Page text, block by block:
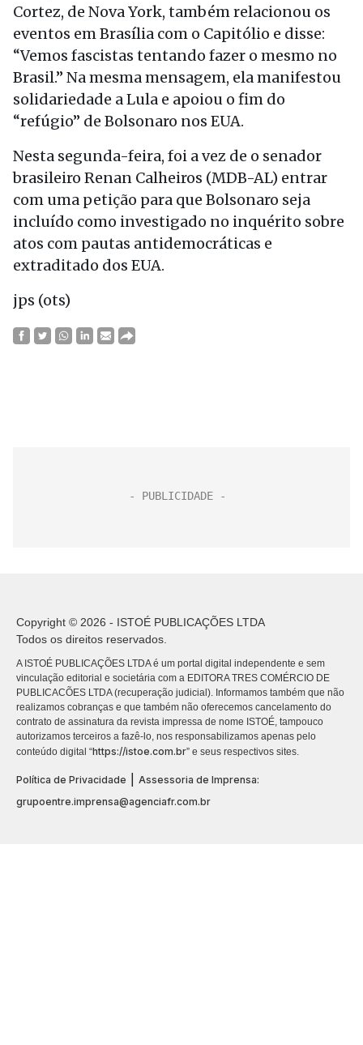
Cortez, de Nova York, também relacionou os
eventos em Brasília com o Capitólio e disse:
“Vemos fascistas tentando fazer o mesmo no
Brasil.” Na mesma mensagem, ela manifestou
solidariedade a Lula e apoiou o fim do
“refúgio” de Bolsonaro nos EUA.
Nesta segunda-feira, foi a vez de o senador
brasileiro Renan Calheiros (MDB-AL) entrar
com uma petição para que Bolsonaro seja
incluído como investigado no inquérito sobre
atos com pautas antidemocráticas e
extraditado dos EUA.
jps (ots)
Copyright © 2026 - ISTOÉ PUBLICAÇÕES LTDA
Todos os direitos reservados.
A ISTOÉ PUBLICAÇÕES LTDA é um portal digital independente e sem
vinculação editorial e societária com a EDITORA TRES COMÉRCIO DE
PUBLICACÕES LTDA (recuperação judicial). Informamos também que não
realizamos cobranças e que também não oferecemos cancelamento do
contrato de assinatura da revista impressa de nome ISTOÉ, tampouco
autorizamos terceiros a fazê-lo, nos responsabilizamos apenas pelo
conteúdo digital “https://istoe.com.br” e seus respectivos sites.
Política de Privacidade
Assessoria de Imprensa:
grupoentre.imprensa@agenciafr.com.br